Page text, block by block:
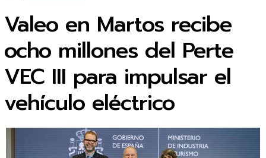
Valeo en Martos recibe
ocho millones del Perte
VEC III para impulsar el
vehículo eléctrico